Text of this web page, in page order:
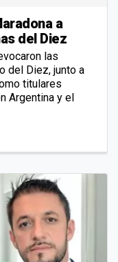
a
del Diez
las
del Diez, junto a
titulares
Argentina y el